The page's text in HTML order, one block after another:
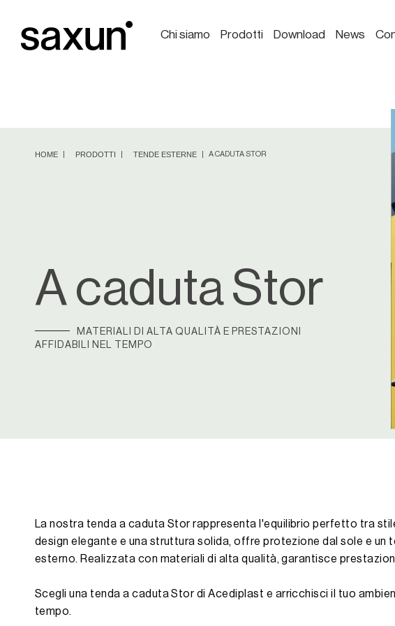
Chi siamo Prodotti Download News
HOME PRODOTTI TENDE ESTERNE A CADUTA STOR
A caduta Stor
MATERIALI DI ALTA QUALITÀ E PRESTAZIONI
AFFIDABILI NEL TEMPO
La nostra tenda a caduta Stor rappresenta l'equilibrio perfetto tra
design elegante e una struttura solida, offre protezione dal sole e
esterno. Realizzata con materiali di alta qualità, garantisce
Scegli una tenda a caduta Stor di Acediplast e arricchisci il tuo
tempo.